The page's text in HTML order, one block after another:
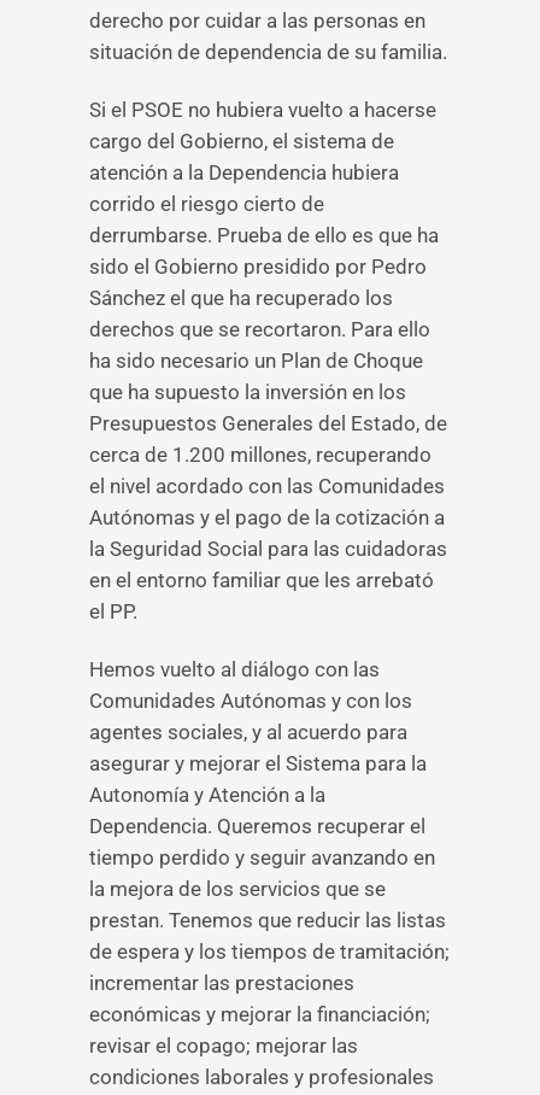
derecho por cuidar a las personas en
situación de dependencia de su familia.
Si el PSOE no hubiera vuelto a hacerse
cargo del Gobierno, el sistema de
atención a la Dependencia hubiera
corrido el riesgo cierto de
derrumbarse. Prueba de ello es que ha
sido el Gobierno presidido por Pedro
Sánchez el que ha recuperado los
derechos que se recortaron. Para ello
ha sido necesario un Plan de Choque
que ha supuesto la inversión en los
Presupuestos Generales del Estado, de
cerca de 1.200 millones, recuperando
el nivel acordado con las Comunidades
Autónomas y el pago de la cotización a
la Seguridad Social para las cuidadoras
en el entorno familiar que les arrebató
el PP.
Hemos vuelto al diálogo con las
Comunidades Autónomas y con los
agentes sociales, y al acuerdo para
asegurar y mejorar el Sistema para la
Autonomía y Atención a la
Dependencia. Queremos recuperar el
tiempo perdido y seguir avanzando en
la mejora de los servicios que se
prestan. Tenemos que reducir las listas
de espera y los tiempos de tramitación;
incrementar las prestaciones
económicas y mejorar la financiación;
revisar el copago; mejorar las
condiciones laborales y profesionales